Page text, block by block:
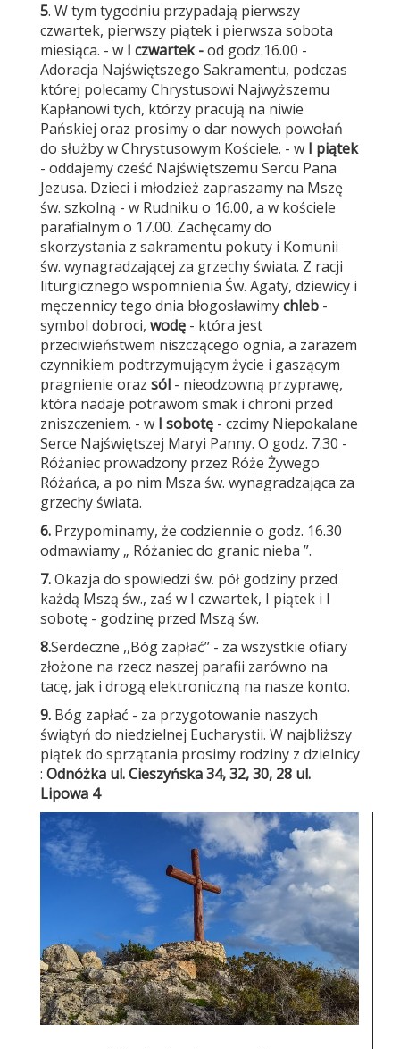
5. W tym tygodniu przypadają pierwszy
czwartek, pierwszy piątek i pierwsza sobota
miesiąca. - w I czwartek-od godz.16.00 -
Adoracja Najświętszego Sakramentu, podczas
której polecamy Chrystusowi Najwyższemu
Kapłanowi tych, którzy pracują na niwie
Pańskiej oraz prosimy o dar nowych powołań
do służby w Chrystusowym Kościele. - w I piątek
- oddajemy cześć Najświętszemu Sercu Pana
Jezusa. Dzieci i młodzież zapraszamy na Mszę
św. szkolną - w Rudniku o 16.00, a w kościele
parafialnym o 17.00. Zachęcamy do
skorzystania z sakramentu pokuty i Komunii
św. wynagradzającej za grzechy świata. Z racji
liturgicznego wspomnienia Św. Agaty, dziewicy i
męczennicy tego dnia błogosławimychleb -
symbol dobroci, wodę - która jest
przeciwieństwem niszczącego ognia, a zarazem
czynnikiem podtrzymującym życie i gaszącym
pragnienie oraz sól - nieodzowną przyprawę,
która nadaje potrawom smak i chroni przed
zniszczeniem. - w I sobotę - czcimy Niepokalane
Serce Najświętszej Maryi Panny. O godz. 7.30 -
Różaniec prowadzony przez Róże Żywego
Różańca, a po nim Msza św. wynagradzająca za
grzechy świata.
6. Przypominamy, że codziennie o godz. 16.30
odmawiamy „ Różaniec do granic nieba ”.
7.Okazja do spowiedzi św. pół godziny przed
każdą Mszą św., zaś w I czwartek, I piątek i I
sobotę - godzinę przed Mszą św.
8.Serdeczne ,,Bóg zapłać’’ - za wszystkie ofiary
złożone na rzecz naszej parafii zarówno na
tacę, jak i drogą elektroniczną na nasze konto.
9. Bóg zapłać - za przygotowanie naszych
świątyń do niedzielnej Eucharystii. W najbliższy
piątek do sprzątania prosimy rodziny z dzielnicy
: Odnóżka ul. Cieszyńska 34, 32, 30, 28 ul.
Lipowa 4